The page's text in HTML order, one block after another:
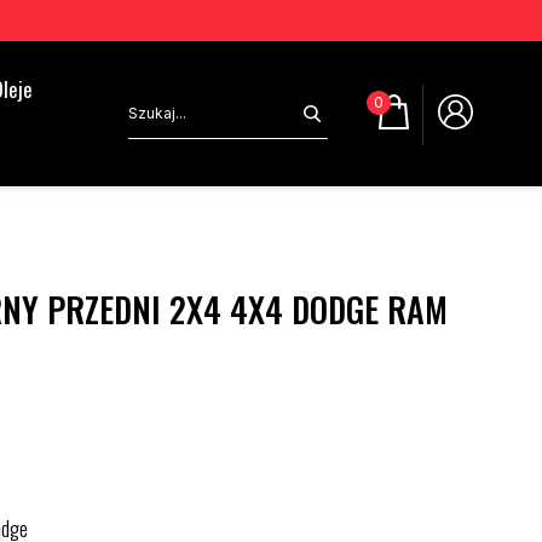
0
PRZEDNI 2X4 4X4 DODGE RAM